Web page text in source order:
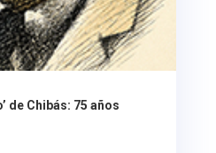
de Chibás: 75 años